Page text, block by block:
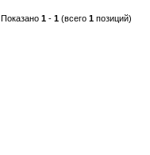
Показано 1 - 1 (всего 1 позиций)